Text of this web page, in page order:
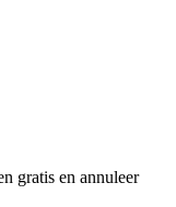
gratis en annuleer